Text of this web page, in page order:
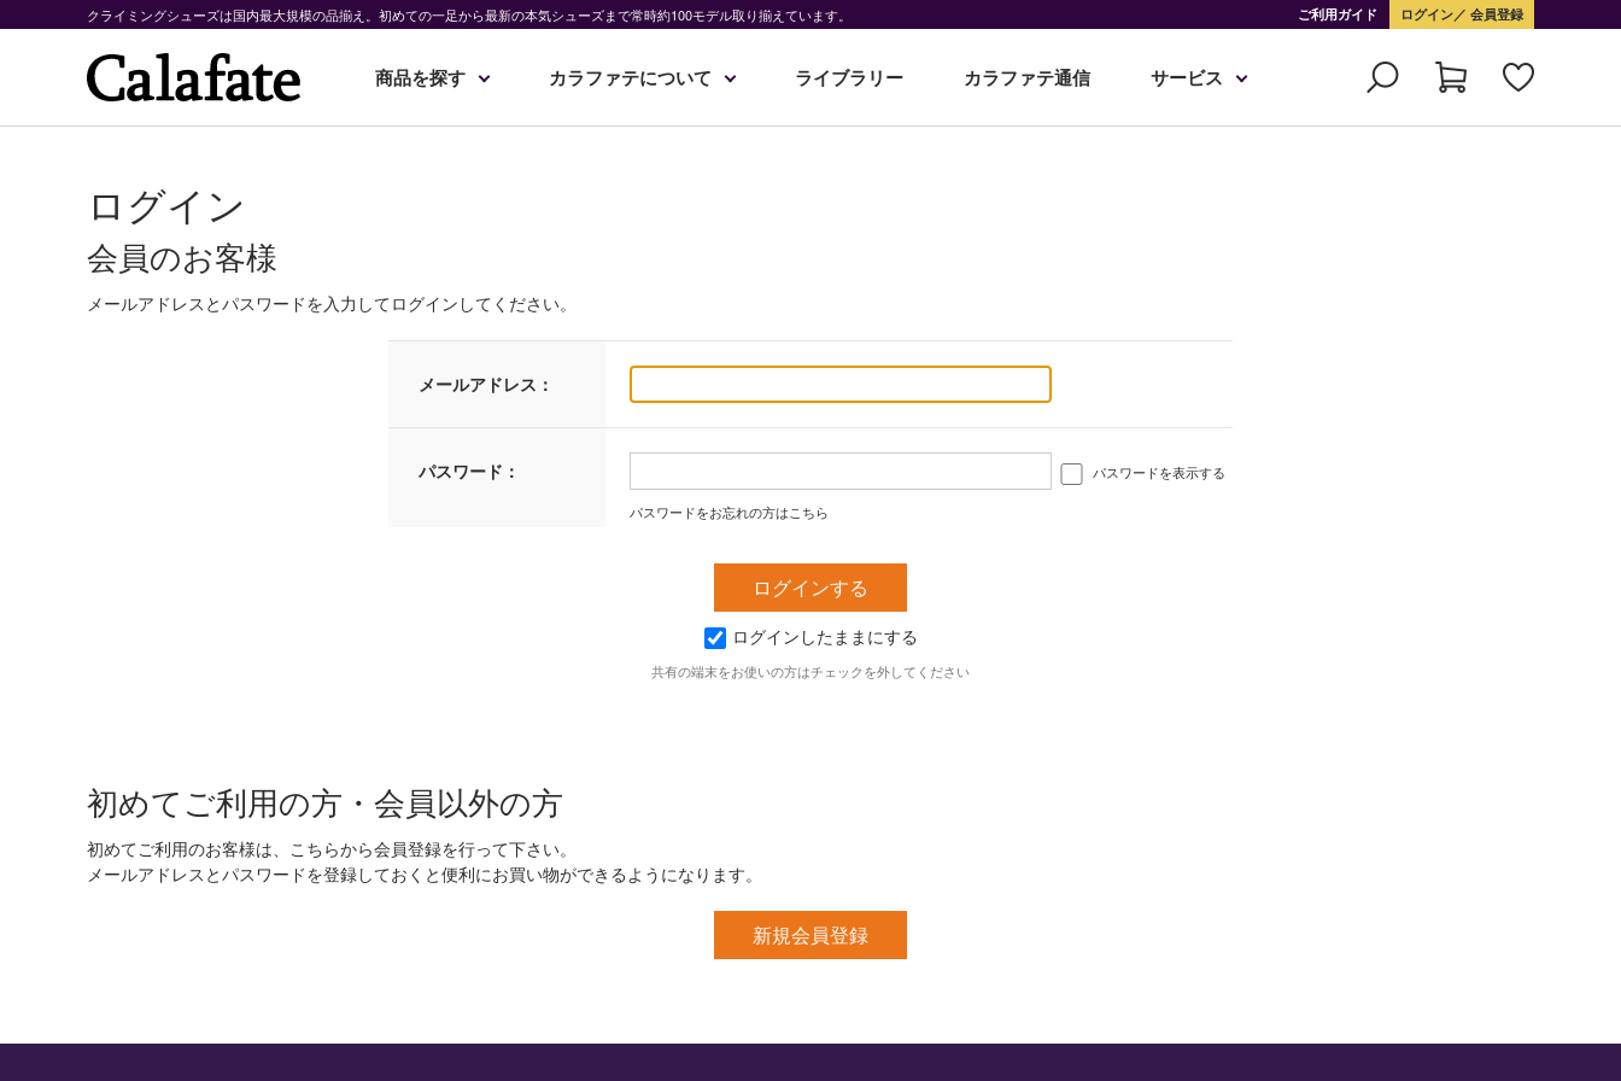
クライミングシューズは国内最大規模の品揃え。初めての一足から最新の本気シューズまで常時約100モデル取り揃えています。 ご利用ガイド ログイン 会員登録
商品を探す カラファテについて ライブラリー カラファテ通信 サービス
ログイン
会員のお客様
メールアドレスとパスワードを入力してログインしてください。
メールアドレス：
パスワード： パスワードを表示する
パスワードをお忘れの方はこちら
ログインしたままにする
共有の端末をお使いの方はチェックを外してください
初めてご利用の方・会員以外の方
初めてご利用のお客様は、こちらから会員登録を行って下さい。
メールアドレスとパスワードを登録しておくと便利にお買い物ができるようになります。